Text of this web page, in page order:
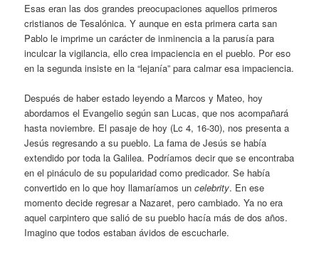
Esas eran las dos grandes preocupaciones aquellos primeros
cristianos de Tesalónica. Y aunque en esta primera carta san
Pablo le imprime un carácter de inminencia a la parusía para
inculcar la vigilancia, ello crea impaciencia en el pueblo. Por eso
en la segunda insiste en la “lejanía” para calmar esa impaciencia.
Después de haber estado leyendo a Marcos y Mateo, hoy
abordamos el Evangelio según san Lucas, que nos acompañará
hasta noviembre. El pasaje de hoy (Lc 4, 16-30), nos presenta a
Jesús regresando a su pueblo. La fama de Jesús se había
extendido por toda la Galilea. Podríamos decir que se encontraba
en el pináculo de su popularidad como predicador. Se había
convertido en lo que hoy llamaríamos uncelebrity. En ese
momento decide regresar a Nazaret, pero cambiado. Ya no era
aquel carpintero que salió de su pueblo hacía más de dos años.
Imagino que todos estaban ávidos de escucharle.